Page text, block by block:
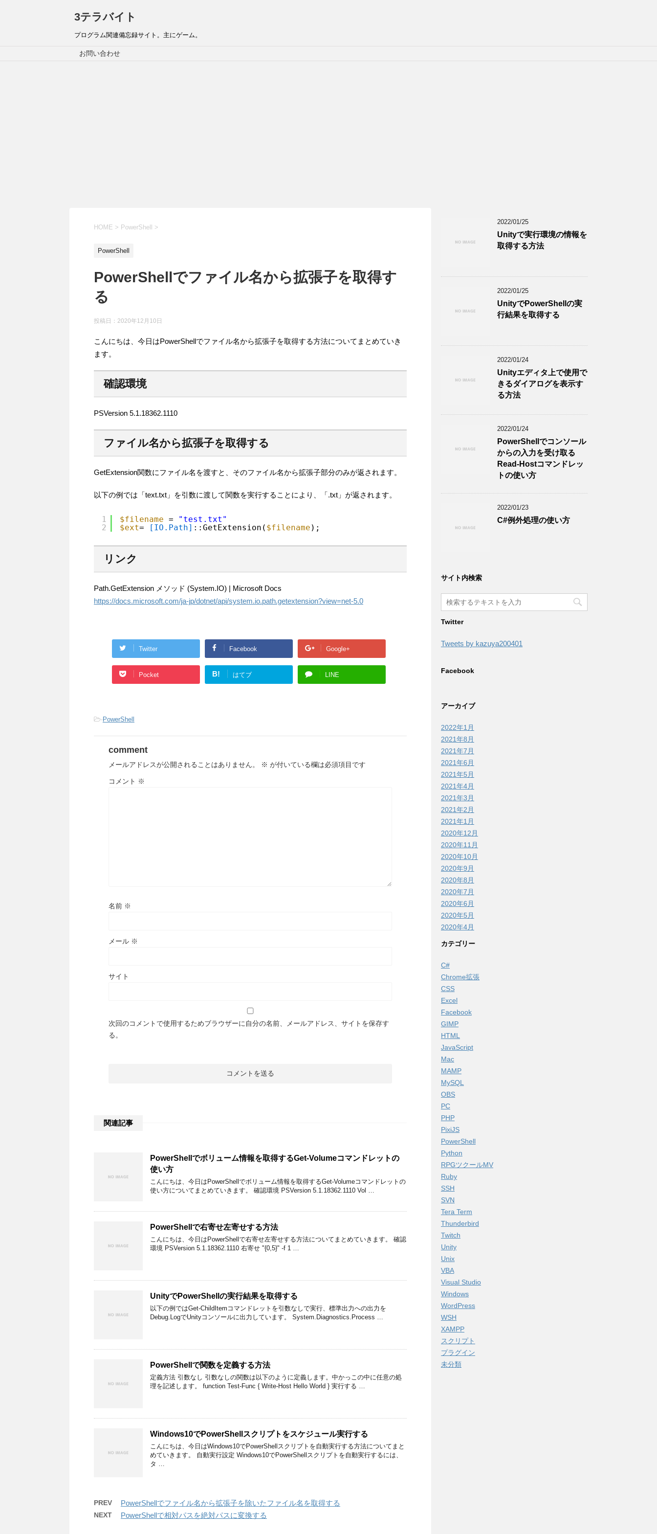
3テラバイト
プログラム関連備忘録サイト。主にゲーム。
お問い合わせ
HOME > PowerShell >
PowerShell
PowerShellでファイル名から拡張子を取得す
る
投稿日： 2020年12月10日
こんにちは、今日はPowerShellでファイル名から拡張子を取得する方法についてまとめていき
ます。
確認環境
PSVersion 5.1.18362.1110
ファイル名から拡張子を取得する
GetExtension関数にファイル名を渡すと、そのファイル名から拡張子部分のみが返されます。
以下の例では「text.txt」を引数に渡して関数を実行することにより、「.txt」が返されます。
1
2
$filename =
"test.txt"
$ext= [IO.Path] ::GetExtension( $filename );
リンク
Path.GetExtension メソッド (System.IO) | Microsoft Docs
https://docs.microsoft.com/ja-jp/dotnet/api/system.io.path.getextension?view=net-5.0
Twitter Facebook Google+
Pocket B! はてブ LINE
-PowerShell
comment
メールアドレスが公開されることはありません。 ※ が付いている欄は必須項目です
コメント ※
名前 ※
メール ※
サイト
次回のコメントで使用するためブラウザーに自分の名前、メールアドレス、サイトを保存す
る。
関連記事
PowerShellでボリューム情報を取得するGet-Volumeコマンドレットの
使い方
こんにちは、今日はPowerShellでボリューム情報を取得するGet-Volumeコマンドレットの
使い方についてまとめていきます。 確認環境 PSVersion 5.1.18362.1110 Vol …
PowerShellで右寄せ左寄せする方法
こんにちは、今日はPowerShellで右寄せ左寄せする方法についてまとめていきます。 確認
環境 PSVersion 5.1.18362.1110 右寄せ "{0,5}" -f 1 …
UnityでPowerShellの実行結果を取得する
以下の例ではGet-ChildItemコマンドレットを引数なしで実行、標準出力への出力を
Debug.LogでUnityコンソールに出力しています。 System.Diagnostics.Process …
PowerShellで関数を定義する方法
定義方法 引数なし 引数なしの関数は以下のように定義します。中かっこの中に任意の処
理を記述します。 function Test-Func { Write-Host Hello World } 実行する …
Windows10でPowerShellスクリプトをスケジュール実行する
こんにちは、今日はWindows10でPowerShellスクリプトを自動実行する方法についてまと
めていきます。 自動実行設定 Windows10でPowerShellスクリプトを自動実行するには、
タ …
PREV PowerShellでファイル名から拡張子を除いたファイル名を取得する
NEXT PowerShellで相対パスを絶対パスに変換する
2022/01/25
Unityで実行環境の情報を
取得する方法
2022/01/25
UnityでPowerShellの実
行結果を取得する
2022/01/24
Unityエディタ上で使用で
きるダイアログを表示す
る方法
2022/01/24
PowerShellでコンソール
からの入力を受け取る
Read-Hostコマンドレッ
トの使い方
2022/01/23
C#例外処理の使い方
サイト内検索
Twitter
Tweets by kazuya200401
Facebook
アーカイブ
2022年1月
2021年8月
2021年7月
2021年6月
2021年5月
2021年4月
2021年3月
2021年2月
2021年1月
2020年12月
2020年11月
2020年10月
2020年9月
2020年8月
2020年7月
2020年6月
2020年5月
2020年4月
カテゴリー
C#
Chrome拡張
CSS
Excel
Facebook
GIMP
HTML
JavaScript
Mac
MAMP
MySQL
OBS
PC
PHP
PixiJS
PowerShell
Python
RPGツクールMV
Ruby
SSH
SVN
Tera Term
Thunderbird
Twitch
Unity
Unix
VBA
Visual Studio
Windows
WordPress
WSH
XAMPP
スクリプト
プラグイン
未分類